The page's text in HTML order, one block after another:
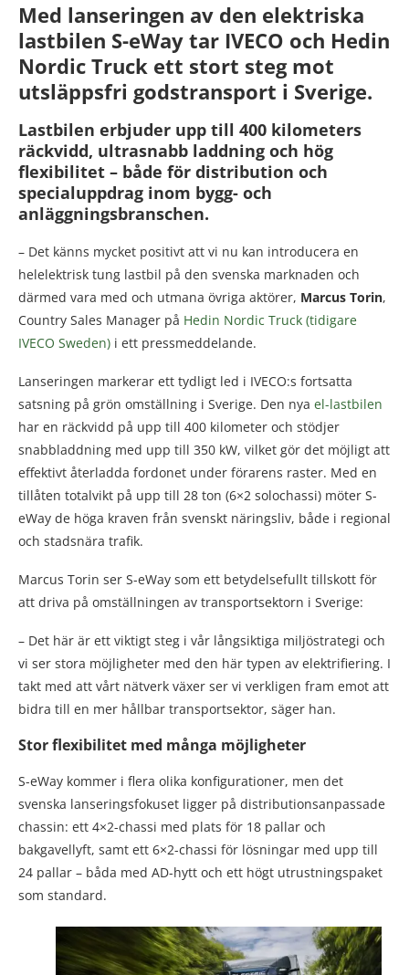
Med lanseringen av den elektriska
lastbilen S-eWay tar IVECO och Hedin
Nordic Truck ett stort steg mot
utsläppsfri godstransport i Sverige.
Lastbilen erbjuder upp till 400 kilometers
räckvidd, ultrasnabb laddning och hög
flexibilitet – både för distribution och
specialuppdrag inom bygg- och
anläggningsbranschen.
– Det känns mycket positivt att vi nu kan introducera en
helelektrisk tung lastbil på den svenska marknaden och
därmed vara med och utmana övriga aktörer, Marcus Torin,
Country Sales Manager på Hedin Nordic Truck (tidigare
IVECO Sweden) i ett pressmeddelande.
Lanseringen markerar ett tydligt led i IVECO:s fortsatta
satsning på grön omställning i Sverige. Den nya el-lastbilen
har en räckvidd på upp till 400 kilometer och stödjer
snabbladdning med upp till 350 kW, vilket gör det möjligt att
effektivt återladda fordonet under förarens raster. Med en
tillåten totalvikt på upp till 28 ton (6×2 solochassi) möter S-
eWay de höga kraven från svenskt näringsliv, både i regional
och stadsnära trafik.
Marcus Torin ser S-eWay som ett betydelsefullt tillskott för
att driva på omställningen av transportsektorn i Sverige:
– Det här är ett viktigt steg i vår långsiktiga miljöstrategi och
vi ser stora möjligheter med den här typen av elektrifiering. I
takt med att vårt nätverk växer ser vi verkligen fram emot att
bidra till en mer hållbar transportsektor, säger han.
Stor flexibilitet med många möjligheter
S-eWay kommer i flera olika konfigurationer, men det
svenska lanseringsfokuset ligger på distributionsanpassade
chassin: ett 4×2-chassi med plats för 18 pallar och
bakgavellyft, samt ett 6×2-chassi för lösningar med upp till
24 pallar – båda med AD-hytt och ett högt utrustningspaket
som standard.